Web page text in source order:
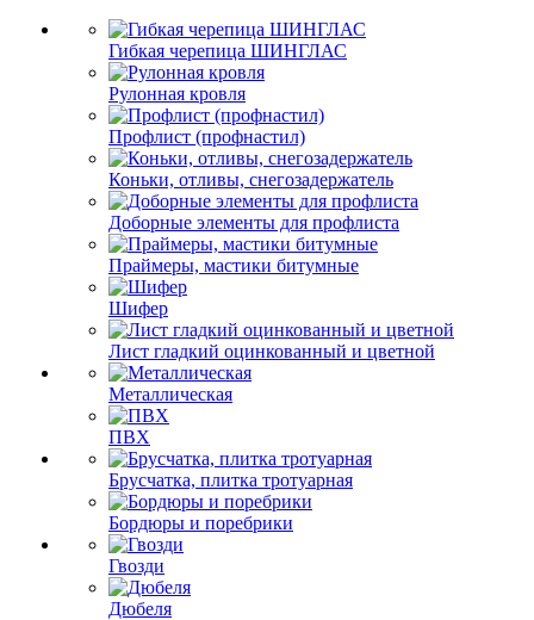
Гибкая черепица ШИНГЛАС
Рулонная кровля
Профлист (профнастил)
Коньки, отливы, снегозадержатель
Доборные элементы для профлиста
Праймеры, мастики битумные
Шифер
Лист гладкий оцинкованный и цветной
Металлическая
ПВХ
Брусчатка, плитка тротуарная
Бордюры и поребрики
Гвозди
Дюбеля